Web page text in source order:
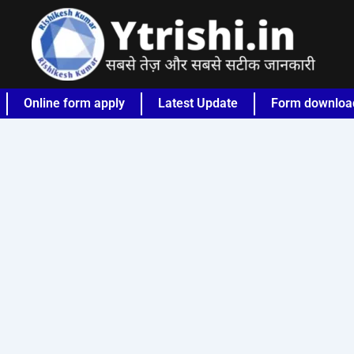
Online form apply Latest Update Form